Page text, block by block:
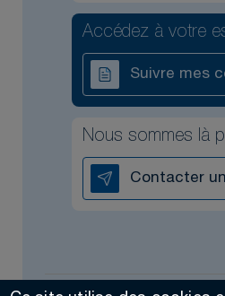
Accédez à votre
Suivre mes
Nous sommes là
Contacter